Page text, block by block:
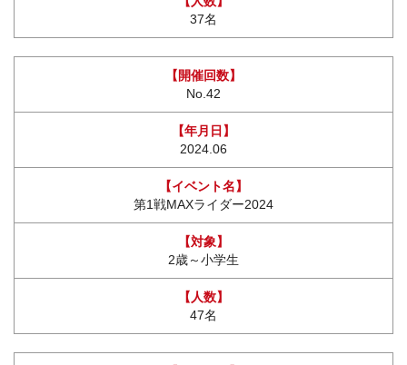
37名
No.42
2024.06
第1戦MAXライダー2024
2歳～小学生
47名